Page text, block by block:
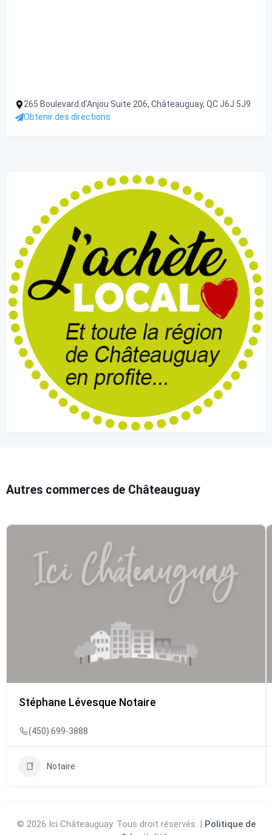
265 Boulevard d'Anjou Suite 206, Châteauguay, QC J6J 5J9
Obtenir des directions
Autres commerces de Châteauguay
Stéphane Lévesque Notaire
(450) 699-3888
Notaire
© 2026 Ici Châteauguay. Tous droit réservés. | Politique de